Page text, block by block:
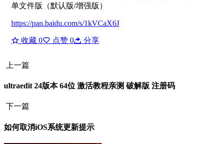
单文件版（默认版/增强版）
https://pan.baidu.com/s/1kVCaX6J
收藏 0 点赞 0 分享
上一篇
ultraedit 24版本 64位 激活教程亲测 破解版 注册码
下一篇
如何取消iOS系统更新提示